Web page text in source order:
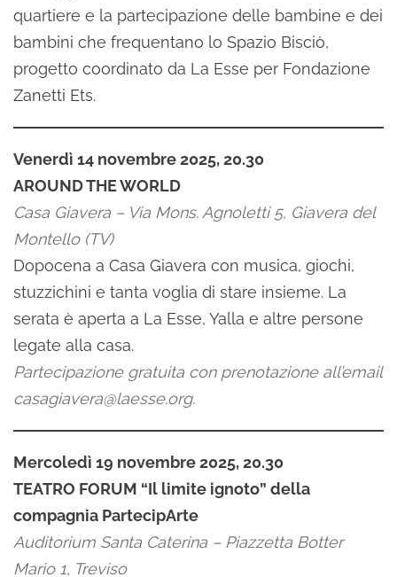
quartiere e la partecipazione delle bambine e dei
bambini che frequentano lo Spazio Bisciò,
progetto coordinato da La Esse per Fondazione
Zanetti Ets.
Venerdì 14 novembre 2025, 20.30
AROUND THE WORLD
Casa Giavera – Via Mons. Agnoletti 5, Giavera del
Montello (TV)
Dopocena a Casa Giavera con musica, giochi,
stuzzichini e tanta voglia di stare insieme. La
serata è aperta a La Esse, Yalla e altre persone
legate alla casa.
Partecipazione gratuita con prenotazione all’email
casagiavera@laesse.org.
Mercoledì 19 novembre 2025, 20.30
TEATRO FORUM “Il limite ignoto” della
compagnia PartecipArte
Auditorium Santa Caterina – Piazzetta Botter
Mario 1, Treviso